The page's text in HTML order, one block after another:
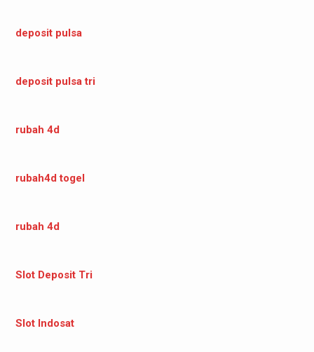
deposit pulsa
deposit pulsa tri
rubah 4d
rubah4d togel
rubah 4d
Slot Deposit Tri
Slot Indosat